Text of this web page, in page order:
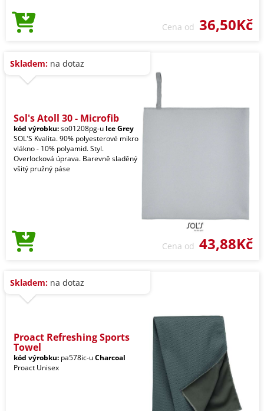
Cena od 36,50Kč
Skladem: na dotaz
Sol's Atoll 30 - Microfib
kód výrobku:so01208pg-u Ice Grey
SOL'S Kvalita. 90% polyesterové mikro
vlákno - 10% polyamid. Styl.
Overlocková úprava. Barevně sladěný
všitý pružný páse
Cena od 43,88Kč
Skladem: na dotaz
Proact Refreshing Sports
Towel
kód výrobku: pa578ic-uCharcoal
Proact Unisex